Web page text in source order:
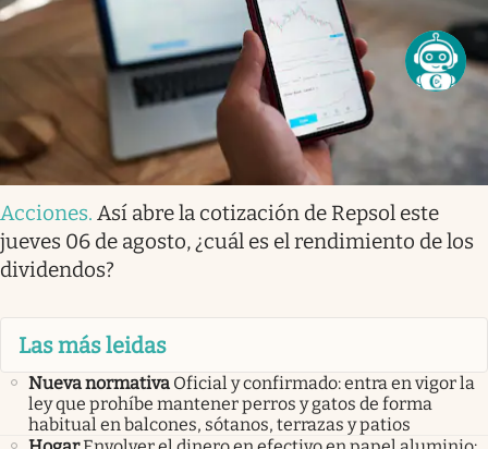
Acciones. Así abre la cotización de Repsol este
jueves 06 de agosto, ¿cuál es el rendimiento de los
dividendos?
Las más leidas
Nueva normativa Oficial y confirmado: entra en vigor la
ley que prohíbe mantener perros y gatos de forma
habitual en balcones, sótanos, terrazas y patios